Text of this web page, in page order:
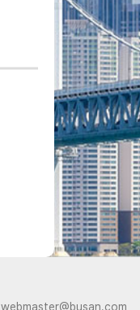
webmaster@busan.com